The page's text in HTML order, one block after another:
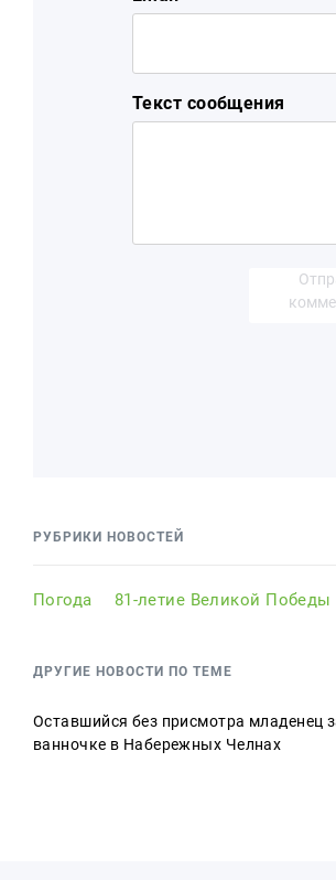
Текст сообщения
РУБРИКИ НОВОСТЕЙ
Погода 81-летие Великой Победы
ДРУГИЕ НОВОСТИ ПО ТЕМЕ
Оставшийся без присмотра младенец
ванночке в Набережных Челнах